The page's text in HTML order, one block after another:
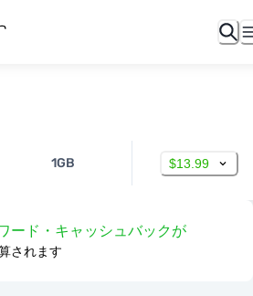
1GB $13.99
ード・キャッシュバックが
されます